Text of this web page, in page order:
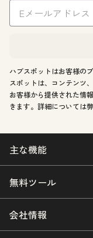
ハブスポットはお客様の
スポットは、コンテンツ
お客様から提供された情
きます。詳細については
主な機能
無料ツール
会社情報